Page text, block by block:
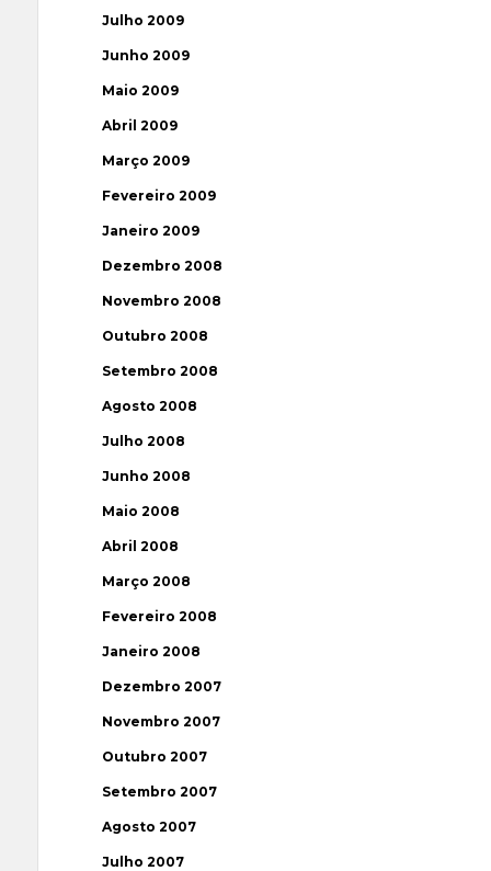
Julho 2009
Junho 2009
Maio 2009
Abril 2009
Março 2009
Fevereiro 2009
Janeiro 2009
Dezembro 2008
Novembro 2008
Outubro 2008
Setembro 2008
Agosto 2008
Julho 2008
Junho 2008
Maio 2008
Abril 2008
Março 2008
Fevereiro 2008
Janeiro 2008
Dezembro 2007
Novembro 2007
Outubro 2007
Setembro 2007
Agosto 2007
Julho 2007